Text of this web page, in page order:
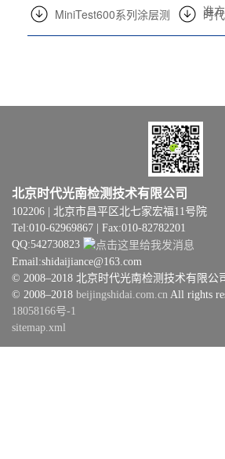
准
MiniTest600系列涂层测
厚仪
时
层
北京时代光南检测技术有限公司
102206 | 北京市昌平区北七家宏福11号院
Tel:010-62969867 | Fax:010-82782201
QQ:542730823
Email:shidaijiance@163.com
© 2008–2018 北京时代光南检测技术有限公
© 2008–2018 beijingshidai.com.cn All rights
18058166号-1
sitemap.xml